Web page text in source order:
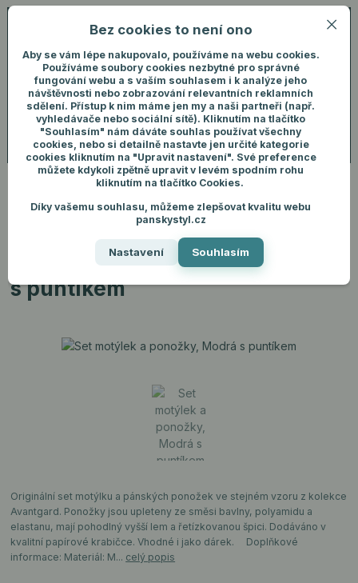
Menu
+420 731 292 460
Přihlášení
Hledat
ks
Úvod Pánské oblečení Ponožky
Set motýlek a ponožky, Modrá s
Set motýlek a ponožky, Modrá
s puntíkem
Originální set motýlku a pánských ponožek ve stejném vzoru z kolekce
Avantgard. Ponožky jsou upleteny ze směsi bavlny, polyamidu a
elastanu, mají pohodlný vyšší lem a řetízkovanou špici. Dodáváno v
kvalitní papírové krabičce. Vhodné i jako dárek. Doplňkové
informace: Materiál: M... celý popis
Bez cookies to není ono
Aby se vám lépe nakupovalo, používáme na webu cookies.
Používáme soubory cookies nezbytné pro správné
fungování webu a s vaším souhlasem i k analýze jeho
návštěvnosti nebo zobrazování relevantních reklamních
sdělení. Přístup k nim máme jen my a naši partneři (např.
vyhledávače nebo sociální sítě). Kliknutím na tlačítko
"Souhlasím" nám dáváte souhlas používat všechny
cookies, nebo si detailně nastavte jen určité kategorie
cookies kliknutím na "Upravit nastavení". Své preference
můžete kdykoli zpětně upravit v levém spodním rohu
kliknutím na tlačítko Cookies.
Díky vašemu souhlasu, můžeme zlepšovat kvalitu webu
panskystyl.cz
Nastavení Souhlasím